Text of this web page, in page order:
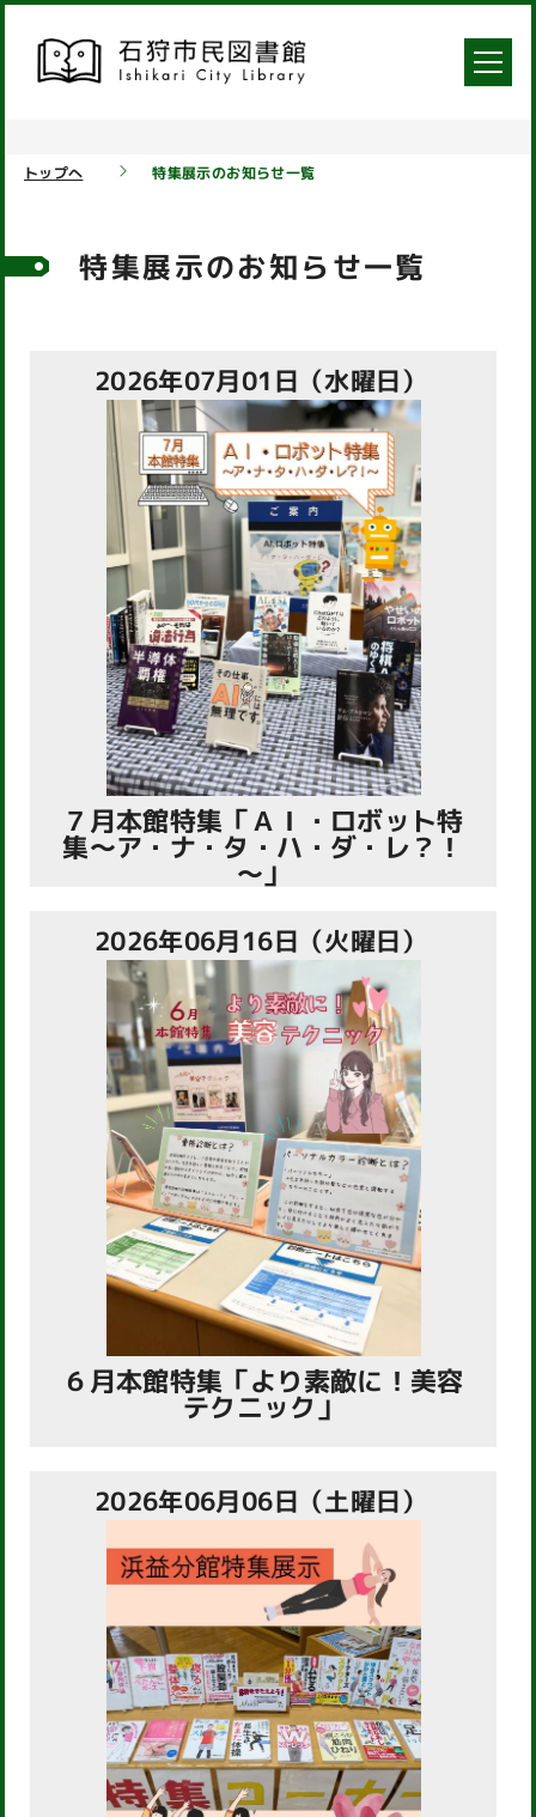
トップへ 特集展示のお知らせ一覧
特集展示のお知らせ一覧
2026年07月01日（水曜日）
７月本館特集「ＡＩ・ロボット特
集～ア・ナ・タ・ハ・ダ・レ？！
～」
2026年06月16日（火曜日）
６月本館特集「より素敵に！美容
テクニック」
2026年06月06日（土曜日）